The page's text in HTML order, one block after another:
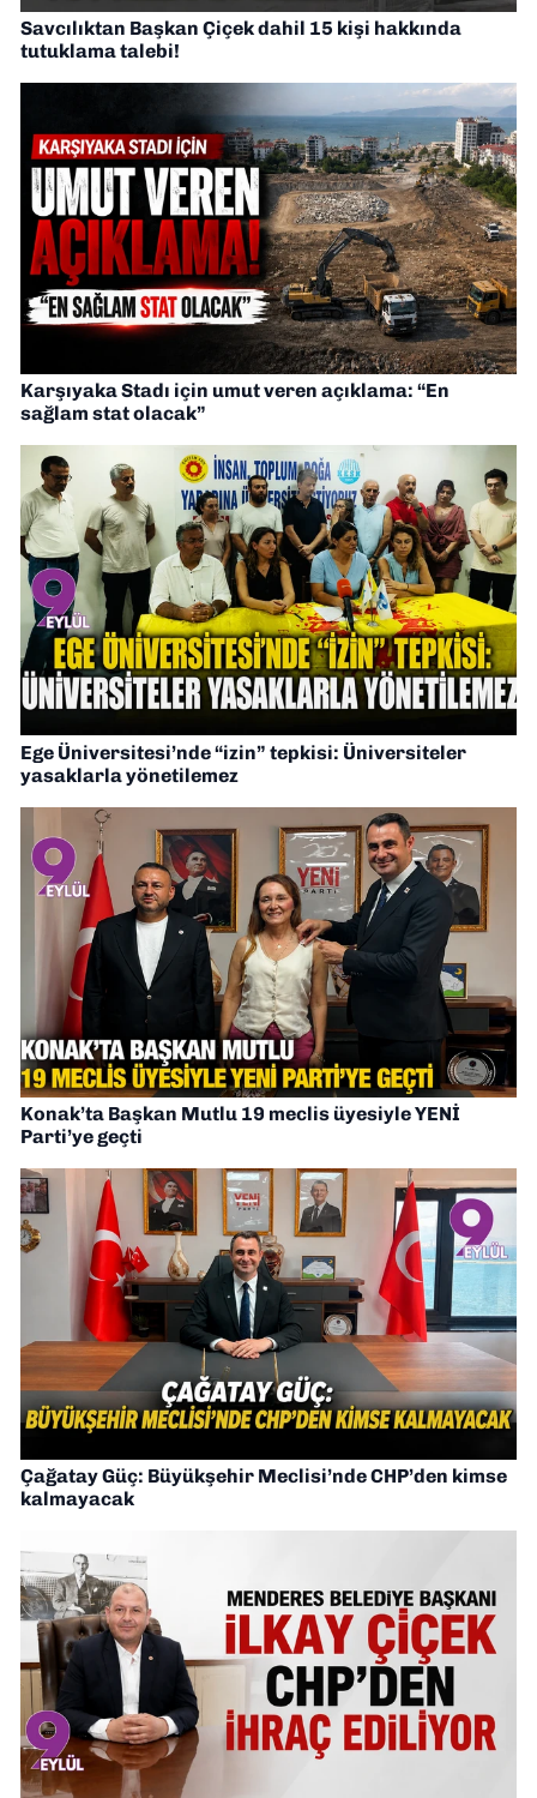
Savcılıktan Başkan Çiçek dahil 15 kişi hakkında
tutuklama talebi!
Karşıyaka Stadı için umut veren açıklama: “En
sağlam stat olacak”
Ege Üniversitesi’nde “izin” tepkisi: Üniversiteler
yasaklarla yönetilemez
Konak’ta Başkan Mutlu 19 meclis üyesiyle YENİ
Parti’ye geçti
Çağatay Güç: Büyükşehir Meclisi’nde CHP’den kimse
kalmayacak